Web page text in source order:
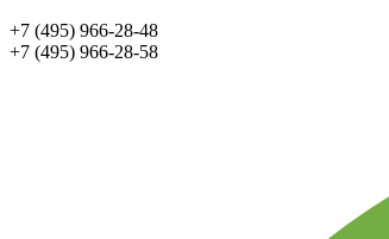
+7 (495) 966-28-48
+7 (495) 966-28-58